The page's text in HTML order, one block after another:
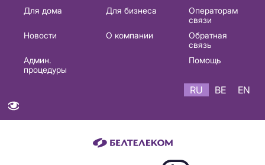
Основная
навигация
Для дома Для бизнеса
Операторам
связи
Новости
О компании
Обратная
связь
Админ.
процедуры
Помощь
RU BE EN